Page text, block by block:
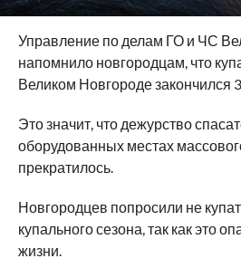
Управление по делам ГО и ЧС
напомнило новгородцам, что
Великом Новгороде закончился
Это значит, что дежурство
оборудованных местах
прекратилось.
Новгородцев попросили не
купального сезона, так как это
жизни.